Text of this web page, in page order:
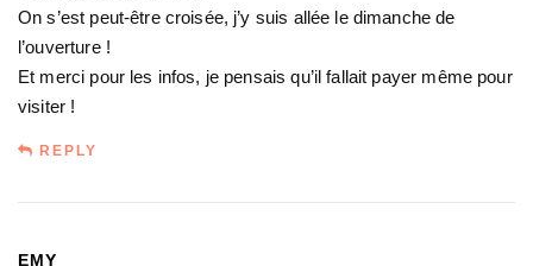
On s’est peut-être croisée, j’y suis allée le dimanche de
l’ouverture !
Et merci pour les infos, je pensais qu’il fallait payer même pour
visiter !
REPLY
EMY